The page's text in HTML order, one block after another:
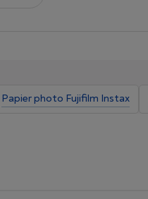
Papier photo Fujifilm Instax